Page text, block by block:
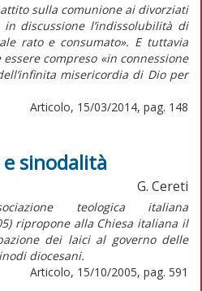
sulla comunione ai divorziati
discussione l’indissolubilità di
rato e consumato». E tuttavia
compreso «in connessione
misericordia di Dio per
Articolo, 15/03/2014, pag. 148
sinodalità
G. Cereti
teologica italiana
ripropone alla Chiesa italiana il
dei laici al governo delle
diocesani.
Articolo, 15/10/2005, pag. 591